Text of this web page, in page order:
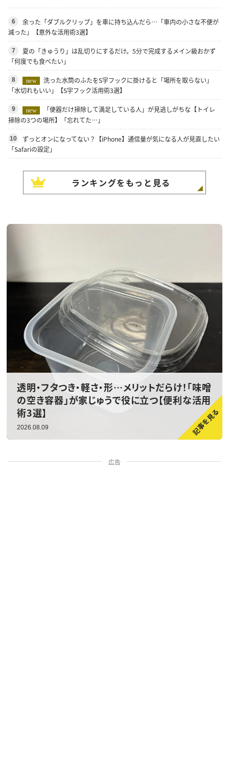
6
余った「ダブルクリップ」を車に持ち込んだら…「車内の小さな不便が
減った」【意外な活用術3選】
7
夏の「きゅうり」は乱切りにするだけ。5分で完成するメイン級おかず
「何度でも食べたい」
8 new
洗った水筒のふたをS字フックに掛けると「場所を取らない」
「水切れもいい」【S字フック活用術3選】
9 new
「便器だけ掃除して満足している人」が見逃しがちな【トイレ
掃除の3つの場所】「忘れてた…」
10
ずっとオンになってない？【iPhone】通信量が気になる人が見直したい
「Safariの設定」
ランキングをもっと見る
透明・フタつき・軽さ・形…メリットだらけ！「味噌
の空き容器」が家じゅうで役に立つ【便利な活用
術3選】
2026.08.09
広告